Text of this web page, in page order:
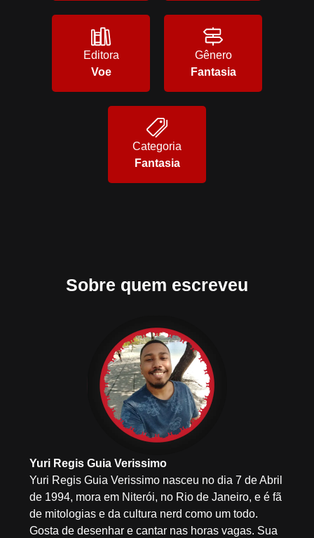
Editora
Voe
Gênero
Fantasia
Categoria
Fantasia
Sobre quem escreveu
Yuri Regis Guia Verissimo
Yuri Regis Guia Verissimo nasceu no dia 7 de Abril
de 1994, mora em Niterói, no Rio de Janeiro, e é fã
de mitologias e da cultura nerd como um todo.
Gosta de desenhar e cantar nas horas vagas. Sua